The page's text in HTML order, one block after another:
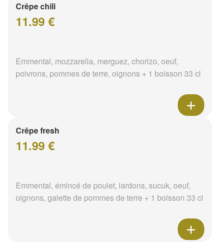
Crêpe chili
11.99 €
Emmental, mozzarella, merguez, chorizo, oeuf,
poivrons, pommes de terre, oignons + 1 boisson 33 cl
Crêpe fresh
11.99 €
Emmental, émincé de poulet, lardons, sucuk, oeuf,
oignons, galette de pommes de terre + 1 boisson 33 cl